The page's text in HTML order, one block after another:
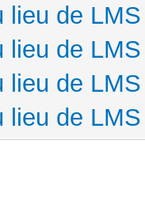
lieu de
lieu de
lieu de
lieu de